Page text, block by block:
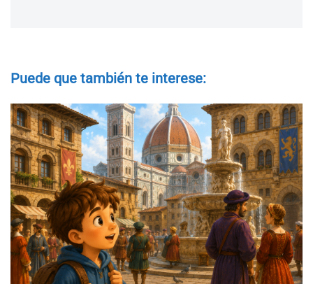
Puede que también te interese: